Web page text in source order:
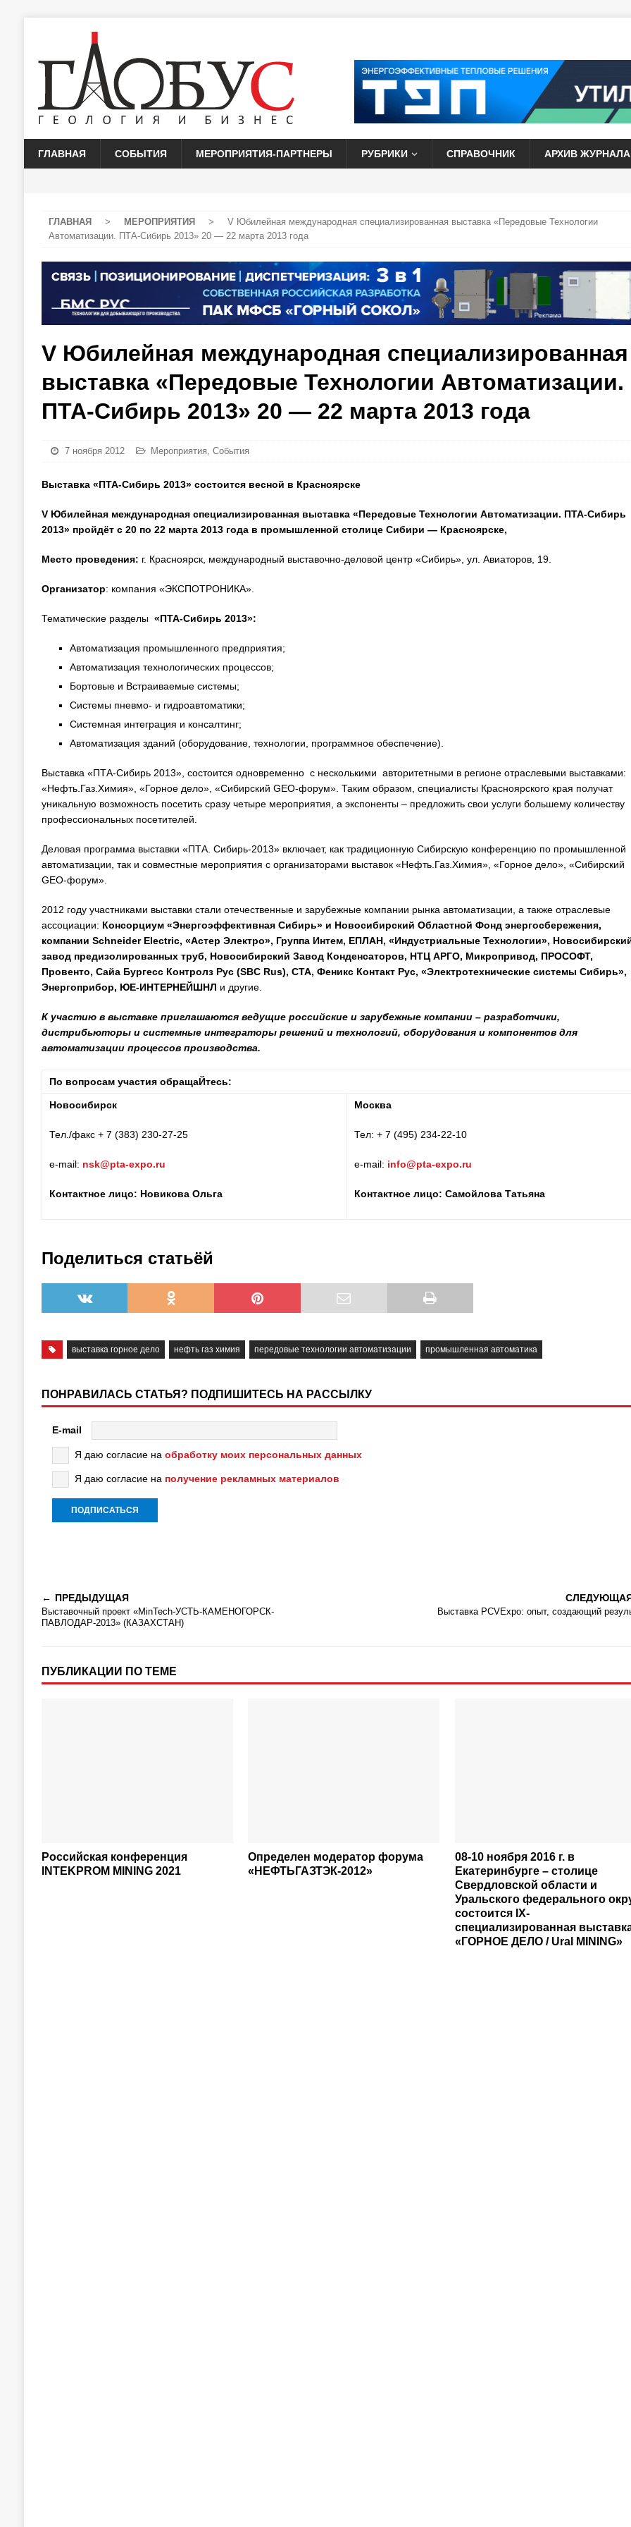
ГЛАВНАЯ СОБЫТИЯ МЕРОПРИЯТИЯ-ПАРТНЕРЫ РУБРИКИ СПРАВОЧНИК АРХИВ ЖУРНАЛА
ГЛАВНАЯ > МЕРОПРИЯТИЯ >
V Юбилейная международная специализированная выставка «Передовые Технологии
Автоматизации. ПТА-Сибирь 2013» 20 — 22 марта 2013 года
V Юбилейная международная специализированная
выставка «Передовые Технологии Автоматизации.
ПТА-Сибирь 2013» 20 — 22 марта 2013 года
7 ноября 2012 Мероприятия, События
Выставка «ПТА-Сибирь 2013» состоится весной в Красноярске
V Юбилейная международная специализированная выставка «Передовые Технологии Автоматизации. ПТА-Сибирь
2013» пройдёт с 20 по 22 марта 2013 года в промышленной столице Сибири — Красноярске,
Место проведения: г. Красноярск, международный выставочно-деловой центр «Сибирь», ул. Авиаторов, 19.
Организатор: компания «ЭКСПОТРОНИКА».
Тематические разделы «ПТА-Сибирь 2013»:
Автоматизация промышленного предприятия;
Автоматизация технологических процессов;
Бортовые и Встраиваемые системы;
Системы пневмо- и гидроавтоматики;
Системная интеграция и консалтинг;
Автоматизация зданий (оборудование, технологии, программное обеспечение).
Выставка «ПТА-Сибирь 2013», состоится одновременно с несколькими авторитетными в регионе отраслевыми выставками:
«Нефть.Газ.Химия», «Горное дело», «Сибирский GEO-форум». Таким образом, специалисты Красноярского края получат
уникальную возможность посетить сразу четыре мероприятия, а экспоненты – предложить свои услуги большему количеству
профессиональных посетителей.
Деловая программа выставки «ПТА. Сибирь-2013» включает, как традиционную Сибирскую конференцию по промышленной
автоматизации, так и совместные мероприятия с организаторами выставок «Нефть.Газ.Химия», «Горное дело», «Сибирский
GEO-форум».
2012 году участниками выставки стали отечественные и зарубежные компании рынка автоматизации, а также отраслевые
ассоциации: Консорциум «Энергоэффективная Сибирь» и Новосибирский Областной Фонд энергосбережения,
компании Schneider Electric, «Астер Электро», Группа Интем, ЕПЛАН, «Индустриальные Технологии»,
завод предизолированных труб, Новосибирский Завод Конденсаторов, НТЦ АРГО, Микропривод, ПРОСОФТ,
Провенто, Сайа Бургесс Контролз Рус (SBC Rus), СТА, Феникс Контакт Рус, «Электротехнические системы Сибирь»,
Энергоприбор, ЮЕ-ИНТЕРНЕЙШНЛ и другие.
К участию в выставке приглашаются ведущие российские и зарубежные компании – разработчики,
дистрибьюторы и системные интеграторы решений и технологий, оборудования и компонентов для
автоматизации процессов производства.
По вопросам участия обращаЙтесь:
Новосибирск
Тел./факс + 7 (383) 230-27-25
e-mail: nsk@pta-expo.ru
Контактное лицо: Новикова Ольга
Москва
Тел: + 7 (495) 234-22-10
e-mail: info@pta-expo.ru
Контактное лицо: Самойлова Татьяна
Поделиться статьёй
выставка горное дело нефть газ химия передовые технологии автоматизации промышленная автоматика
ПОНРАВИЛАСЬ СТАТЬЯ? ПОДПИШИТЕСЬ НА РАССЫЛКУ
E-mail
Я даю согласие на обработку моих персональных данных
Я даю согласие на получение рекламных материалов
ПРЕДЫДУЩАЯ
Выставочный проект «MinTech-УСТЬ-КАМЕНОГОРСК-
ПАВЛОДАР-2013» (КАЗАХСТАН)
Выставка PCVExpo: опыт, создающий
ПУБЛИКАЦИИ ПО ТЕМЕ
Российская конференция
INTEKPROM MINING 2021
Определен модератор форума
«НЕФТЬГАЗТЭК-2012»
08-10 ноября 2016 г. в
Екатеринбурге – столице
Свердловской области и
Уральского федерального
состоится IX-
специализированная
«ГОРНОЕ ДЕЛО / Ural MINING»